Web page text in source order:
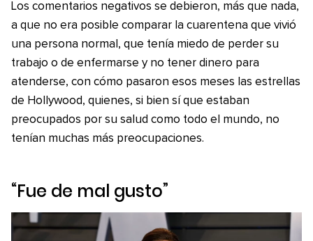
Los comentarios negativos se debieron, más que nada,
a que no era posible comparar la cuarentena que vivió
una persona normal, que tenía miedo de perder su
trabajo o de enfermarse y no tener dinero para
atenderse, con cómo pasaron esos meses las estrellas
de Hollywood, quienes, si bien sí que estaban
preocupados por su salud como todo el mundo, no
tenían muchas más preocupaciones.
“Fue de mal gusto”